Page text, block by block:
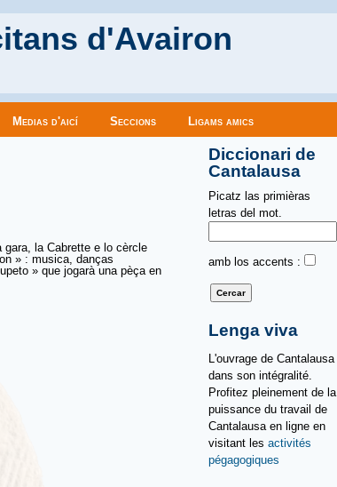
d'Avairon
Medias d'aicí Seccions Ligams amics
gara, la Cabrette e lo cèrcle
» : musica, danças
» que jogarà una pèça en
Diccionari de
Cantalausa
Picatz las primièras
letras del mot.
amb los accents :
Lenga viva
L'ouvrage de Cantalausa
dans son intégralité.
Profitez pleinement de la
puissance du travail de
Cantalausa en ligne en
visitant les activités
pégagogiques